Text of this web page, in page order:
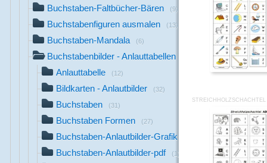
Buchstaben-Faltbücher-Bären (9)
Buchstabenfiguren ausmalen (13)
Buchstaben-Mandala (6)
Buchstabenbilder - Anlauttabellen
Anlauttabelle (12)
Bildkarten - Anlautbilder (32)
Buchstaben (31)
Buchstaben Formen (27)
Buchstaben-Anlautbilder-Grafik
Buchstaben-Anlautbilder-pdf (1)